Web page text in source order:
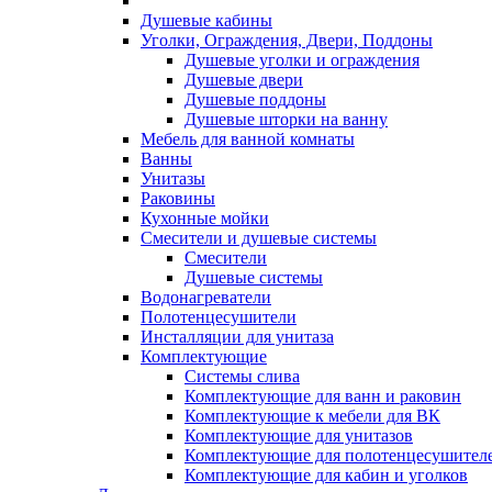
Душевые кабины
Уголки, Ограждения, Двери, Поддоны
Душевые уголки и ограждения
Душевые двери
Душевые поддоны
Душевые шторки на ванну
Мебель для ванной комнаты
Ванны
Унитазы
Раковины
Кухонные мойки
Смесители и душевые системы
Смесители
Душевые системы
Водонагреватели
Полотенцесушители
Инсталляции для унитаза
Комплектующие
Системы слива
Комплектующие для ванн и раковин
Комплектующие к мебели для ВК
Комплектующие для унитазов
Комплектующие для
Комплектующие для кабин и уголков